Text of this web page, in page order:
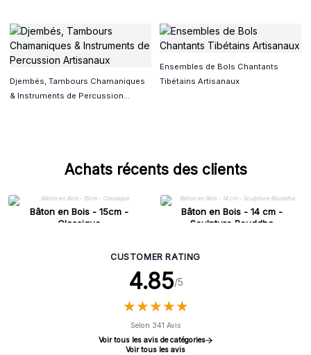
Djembés, Tambours Chamaniques
& Instruments de Percussion
Ensembles de Bols Chantants
Tibétains Artisanaux
Achats récents des clients
Bâton en Bois - 15cm -
Classique
Bâton en Bois - 14 cm -
Sculpture Bouddha
CUSTOMER RATING
4.85/5
★★★★★
★★★★★
Selon 341 Avis
Voir tous les avis de catégories
Voir tous les avis